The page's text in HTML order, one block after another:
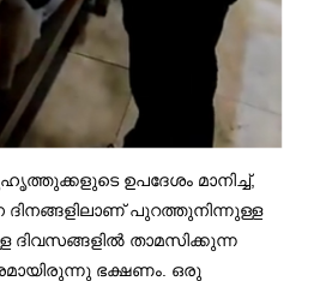
ഉപദേശം മാനിച്ച്,
പുറത്തുനിന്നുള്ള
ദിവസങ്ങളിൽ താമസിക്കുന്ന
ഭക്ഷണം. ഒരു